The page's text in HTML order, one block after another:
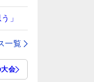
」
一覧
会